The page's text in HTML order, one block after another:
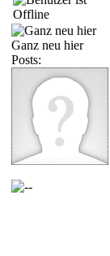
Ganz neu hier
Posts: